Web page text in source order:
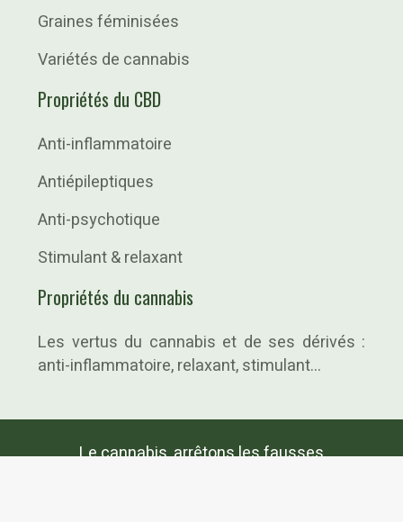
Graines féminisées
Variétés de cannabis
Propriétés du CBD
Anti-inflammatoire
Antiépileptiques
Anti-psychotique
Stimulant & relaxant
Propriétés du cannabis
Les vertus du cannabis et de ses dérivés :
anti-inflammatoire, relaxant, stimulant…
Le cannabis, arrêtons les fausses